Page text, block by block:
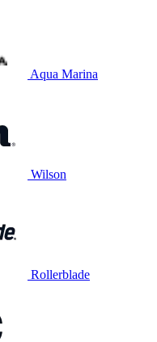
Aqua Marina
Wilson
Rollerblade